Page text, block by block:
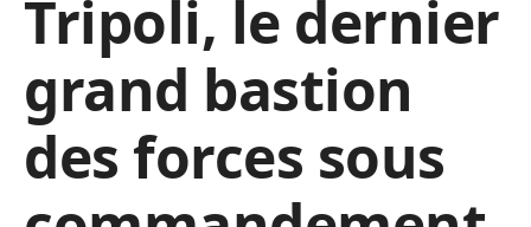
Tripoli, le dernier
grand bastion
des forces sous